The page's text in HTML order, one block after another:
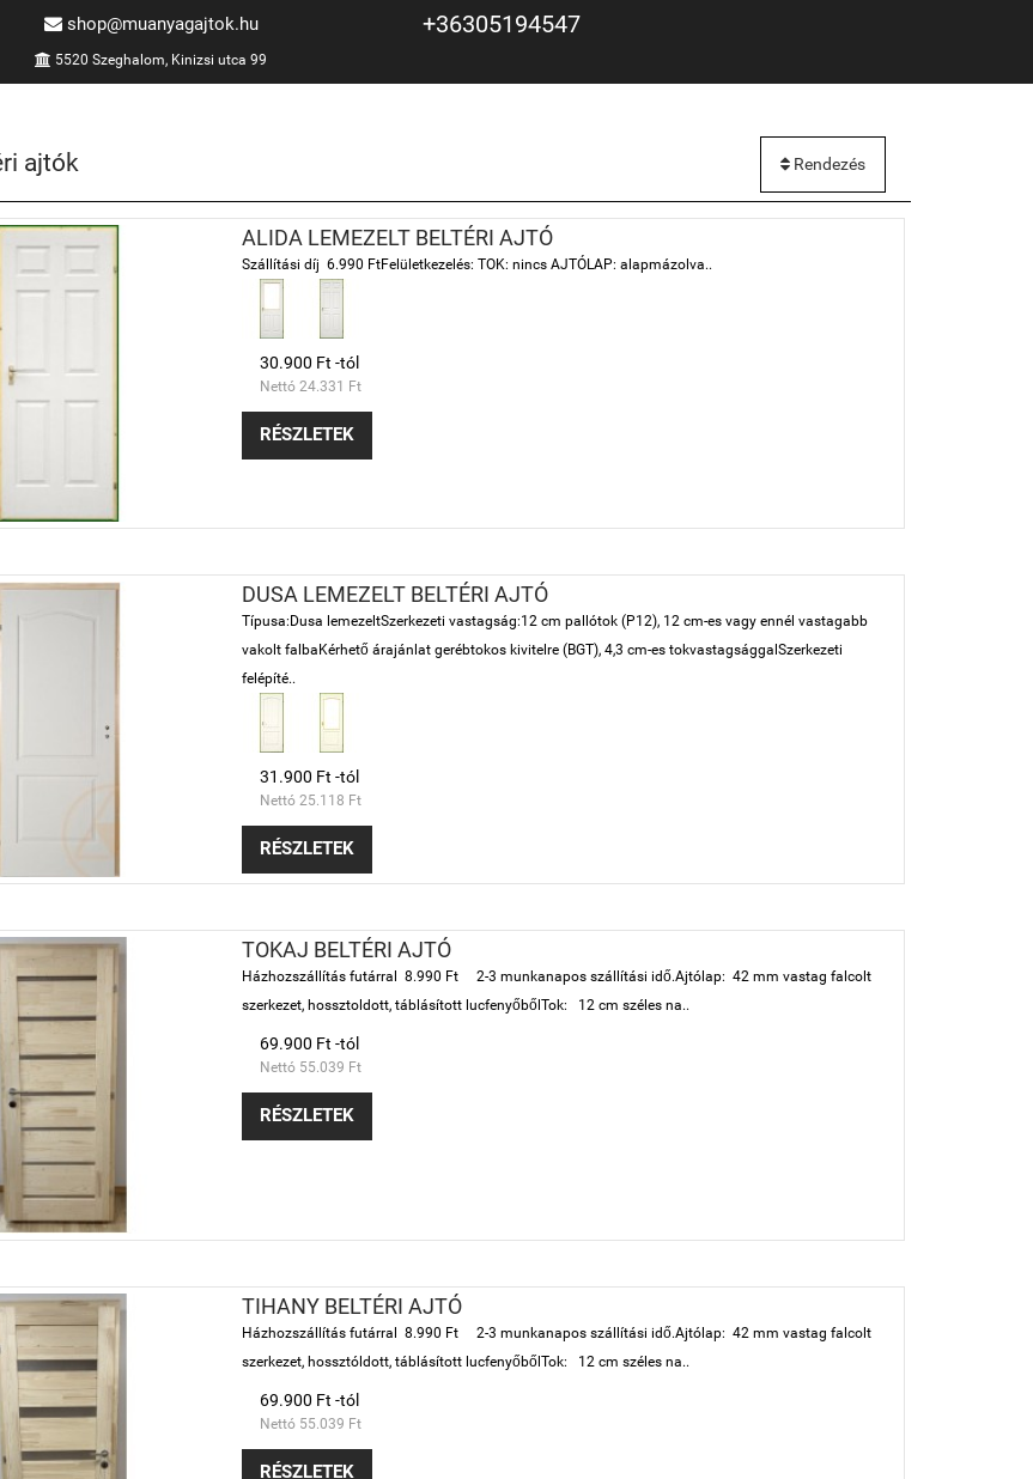
shop@muanyagajtok.hu
5520 Szeghalom, Kinizsi utca 99
+36305194547
ajtók Rendezés
ALIDA LEMEZELT BELTÉRI AJTÓ
Szállítási díj 6.990 FtFelületkezelés: TOK: nincs AJTÓLAP: alapmázolva..
30.900 Ft -tól
Nettó 24.331 Ft
RÉSZLETEK
DUSA LEMEZELT BELTÉRI AJTÓ
Típusa:Dusa lemezeltSzerkezeti vastagság:12 cm pallótok (P12), 12 cm-es vagy ennél vastagabb
vakolt falbaKérhető árajánlat gerébtokos kivitelre (BGT), 4,3 cm-es tokvastagsággalSzerkezeti
felépíté..
31.900 Ft -tól
Nettó 25.118 Ft
RÉSZLETEK
TOKAJ BELTÉRI AJTÓ
Házhozszállítás futárral 8.990 Ft 2-3 munkanapos szállítási idő.Ajtólap: 42 mm vastag falcolt
szerkezet, hossztoldott, táblásított lucfenyőbőlTok: 12 cm széles na..
69.900 Ft -tól
Nettó 55.039 Ft
RÉSZLETEK
TIHANY BELTÉRI AJTÓ
Házhozszállítás futárral 8.990 Ft 2-3 munkanapos szállítási idő.Ajtólap: 42 mm vastag falcolt
szerkezet, hossztóldott, táblásított lucfenyőbőlTok: 12 cm széles na..
69.900 Ft -tól
Nettó 55.039 Ft
RÉSZLETEK